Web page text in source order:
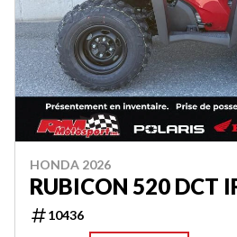
HONDA 2026
RUBICON 520 DCT
10436